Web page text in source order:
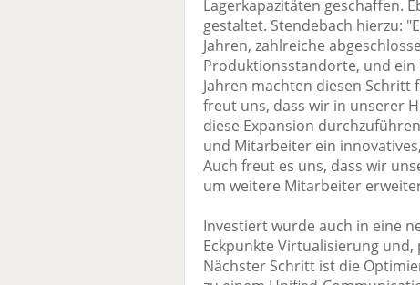
Lagerkapazitäten geschaffen.
gestaltet. Stendebach hierzu:
Jahren, zahlreiche
Produktionsstandorte, und
Jahren machten diesen
freut uns, dass wir in unserer
diese Expansion
und Mitarbeiter ein
Auch freut es uns, dass wir
um weitere Mitarbeiter
Investiert wurde auch in eine
Eckpunkte Virtualisierung und,
Nächster Schritt ist die